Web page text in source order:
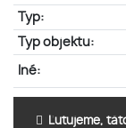
Typ:
Typ objektu:
Iné:
Ľutujeme,